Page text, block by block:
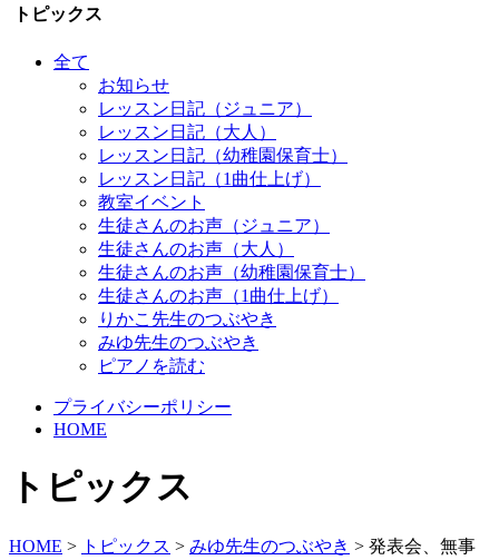
トピックス
全て
お知らせ
レッスン日記（ジュニア）
レッスン日記（大人）
レッスン日記（幼稚園保育士）
レッスン日記（1曲仕上げ）
教室イベント
生徒さんのお声（ジュニア）
生徒さんのお声（大人）
生徒さんのお声（幼稚園保育士）
生徒さんのお声（1曲仕上げ）
りかこ先生のつぶやき
みゆ先生のつぶやき
ピアノを読む
プライバシーポリシー
HOME
トピックス
HOME > トピックス > みゆ先生のつぶやき > 発表会、無事